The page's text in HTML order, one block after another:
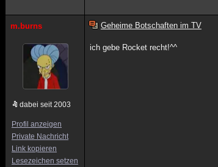
m.burns
dabei seit 2003
Profil anzeigen
Private Nachricht
Link kopieren
Lesezeichen setzen
Geheime Botschaften im TV
ich gebe Rocket recht!^^